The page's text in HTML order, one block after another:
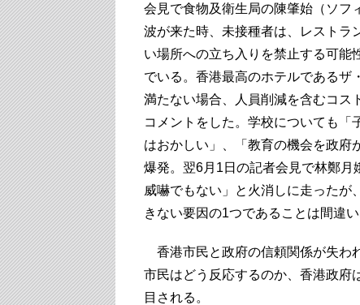
会見で食物及衛生局の陳肇始（ソフ
波が来た時、未接種者は、レストラ
い場所への立ち入りを禁止する可能
でいる。香港最高のホテルであるザ
満たない場合、人員削減を含むコス
コメントをした。学校についても「
はおかしい」、「教育の機会を政府
爆発。翌6月1日の記者会見で林鄭月
威嚇でもない」と火消しに走ったが
きない要因の1つであることは間違い
香港市民と政府の信頼関係が失わ
市民はどう反応するのか、香港政府
目される。